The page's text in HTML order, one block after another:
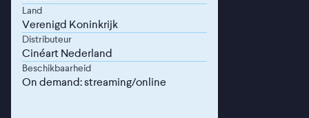
Land
Verenigd Koninkrijk
Distributeur
Cinéart Nederland
Beschikbaarheid
On demand: streaming/online